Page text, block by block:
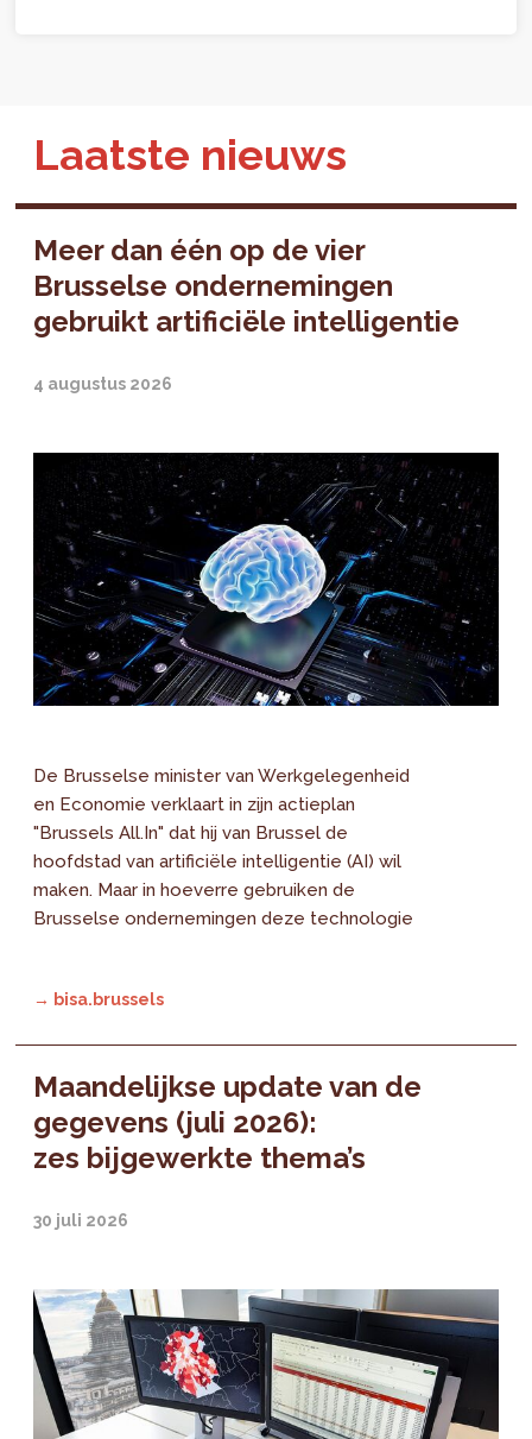
Laatste nieuws
Meer dan één op de vier
Brusselse ondernemingen
gebruikt artificiële intelligentie
4 augustus 2026
De Brusselse minister van Werkgelegenheid
en Economie verklaart in zijn actieplan
"Brussels All.In" dat hij van Brussel de
hoofdstad van artificiële intelligentie (AI) wil
maken. Maar in hoeverre gebruiken de
Brusselse ondernemingen deze technologie
→ bisa.brussels
Maandelijkse update van de
gegevens (juli 2026):
zes bijgewerkte thema’s
30 juli 2026